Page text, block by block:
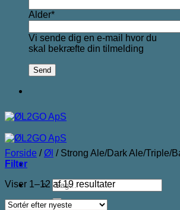
Alder*
Vi sende dig en e-mail hvor du
skal bekræfte din tilmelding
Søg
efter:
Forside / Øl /Strong Ale/Dark Ale/Triple/
Filter
Viser 1–12 af 19 resultaterSorteret
efter